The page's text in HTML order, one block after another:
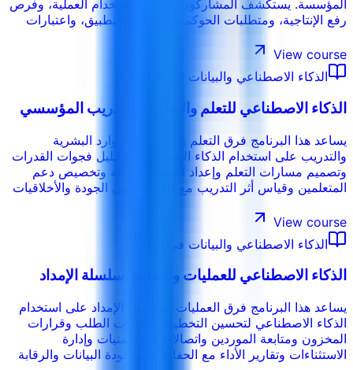
المؤسسة. يستكشف المشاركون حالات الاستخدام العملية، وفرص
رفع الإنتاجية، ومتطلبات الحوكمة، ومخاطر التطبيق، واعتبارات
View course
الذكاء الاصطناعي والبيانات في الأعمال
الذكاء الاصطناعي للتعلم والتطوير والتدريب المؤسسي
يساعد هذا البرنامج فرق التعلم والتطوير والموارد البشرية
والتدريب على استخدام الذكاء الاصطناعي لتحليل فجوات القدرات
وتصميم مسارات التعلم وإعداد المواد والأسئلة وتخصيص دعم
المتعلمين وقياس أثر التدريب مع الحفاظ على الجودة والأخلاقيات
View course
الذكاء الاصطناعي والبيانات في الأعمال
الذكاء الاصطناعي للعمليات وتخطيط سلسلة الإمداد
يساعد هذا البرنامج فرق العمليات وسلاسل الإمداد على استخدام
الذكاء الاصطناعي لتحسين التخطيط وإشارات الطلب وقرارات
المخزون ومتابعة الموردين واتصالات اللوجستيات وإدارة
الاستثناءات وتقارير الأداء مع الحفاظ على جودة البيانات والرقابة